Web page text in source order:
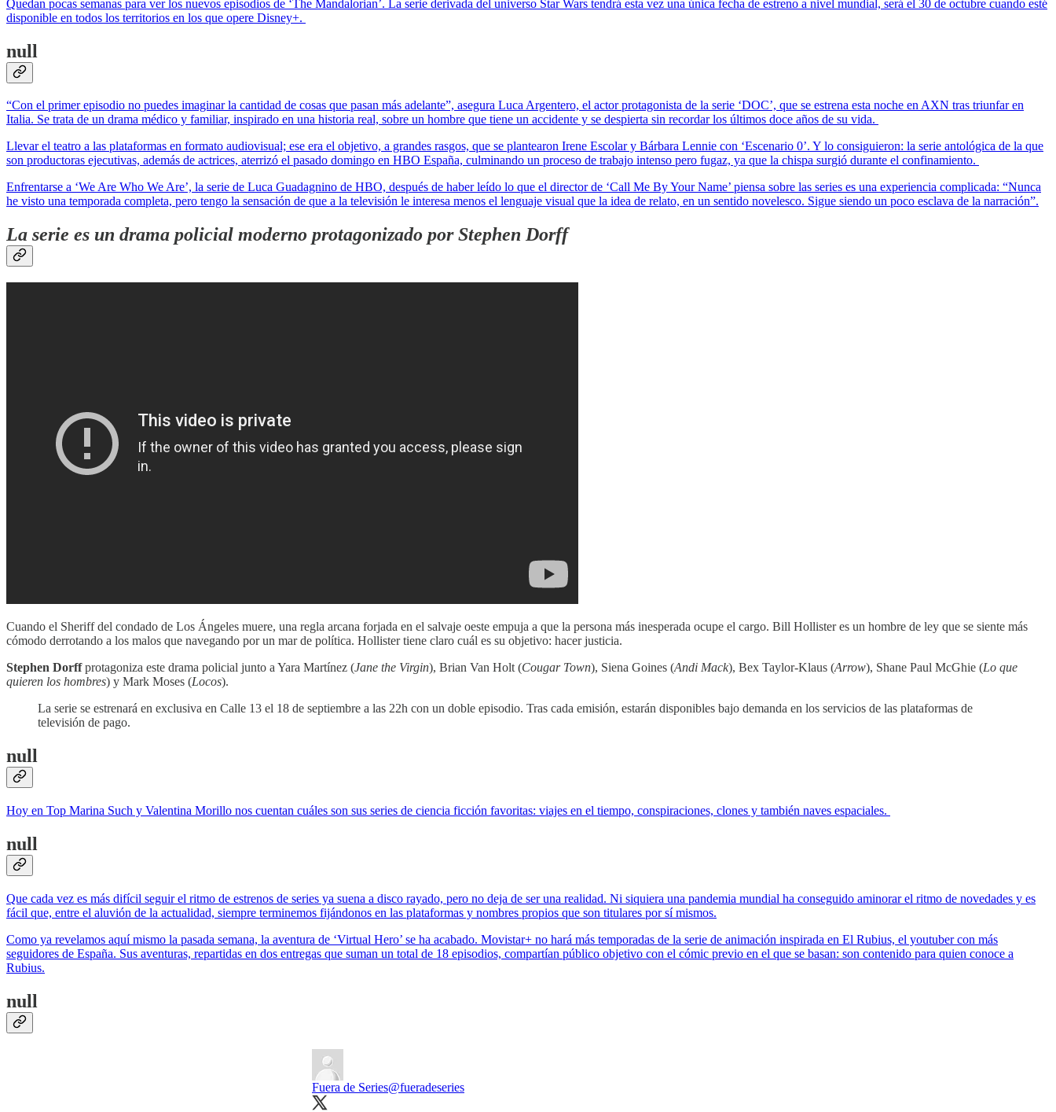
Quedan pocas semanas para ver los nuevos episodios de ‘The Mandalorian’. La serie derivada del universo Star Wars tendrá esta vez una única fecha de estreno a nivel mundial, será el 30 de octubre cuando esté
disponible en todos los territorios en los que opere Disney+.
null
“Con el primer episodio no puedes imaginar la cantidad de cosas que pasan más adelante”, asegura Luca Argentero, el actor protagonista de la serie ‘DOC’, que se estrena esta noche en AXN tras triunfar en
Italia. Se trata de un drama médico y familiar, inspirado en una historia real, sobre un hombre que tiene un accidente y se despierta sin recordar los últimos doce años de su vida.
Llevar el teatro a las plataformas en formato audiovisual; ese era el objetivo, a grandes rasgos, que se plantearon Irene Escolar y Bárbara Lennie con ‘Escenario 0’. Y lo consiguieron: la serie antológica de la que
son productoras ejecutivas, además de actrices, aterrizó el pasado domingo en HBO España, culminando un proceso de trabajo intenso pero fugaz, ya que la chispa surgió durante el confinamiento.
Enfrentarse a ‘We Are Who We Are’, la serie de Luca Guadagnino de HBO, después de haber leído lo que el director de ‘Call Me By Your Name’ piensa sobre las series es una experiencia complicada: “Nunca
he visto una temporada completa, pero tengo la sensación de que a la televisión le interesa menos el lenguaje visual que la idea de relato, en un sentido novelesco. Sigue siendo un poco esclava de la narración”.
La serie es un drama policial moderno protagonizado por Stephen Dorff
Cuando el Sheriff del condado de Los Ángeles muere, una regla arcana forjada en el salvaje oeste empuja a que la persona más inesperada ocupe el cargo. Bill Hollister es un hombre de ley que se siente más
cómodo derrotando a los malos que navegando por un mar de política. Hollister tiene claro cuál es su objetivo: hacer justicia.
Stephen Dorffprotagoniza este drama policial junto a Yara Martínez (Jane the Virgin), Brian Van Holt (Cougar Town), Siena Goines (Andi Mack), Bex Taylor-Klaus (Arrow), Shane Paul McGhie (Lo que
quieren los hombres) y Mark Moses (Locos).
La serie se estrenará en exclusiva en Calle 13 el 18 de septiembre a las 22h con un doble episodio. Tras cada emisión, estarán disponibles bajo demanda en los servicios de las plataformas de
televisión de pago.
null
Hoy en Top Marina Such y Valentina Morillo nos cuentan cuáles son sus series de ciencia ficción favoritas: viajes en el tiempo, conspiraciones, clones y también naves espaciales.
null
Que cada vez es más difícil seguir el ritmo de estrenos de series ya suena a disco rayado, pero no deja de ser una realidad. Ni siquiera una pandemia mundial ha conseguido aminorar el ritmo de novedades y es
fácil que, entre el aluvión de la actualidad, siempre terminemos fijándonos en las plataformas y nombres propios que son titulares por sí mismos.
Como ya revelamos aquí mismo la pasada semana, la aventura de ‘Virtual Hero’ se ha acabado. Movistar+ no hará más temporadas de la serie de animación inspirada en El Rubius, el youtuber con más
seguidores de España. Sus aventuras, repartidas en dos entregas que suman un total de 18 episodios, compartían público objetivo con el cómic previo en el que se basan: son contenido para quien conoce a
Rubius.
null
Fuera de Series@fueradeseries